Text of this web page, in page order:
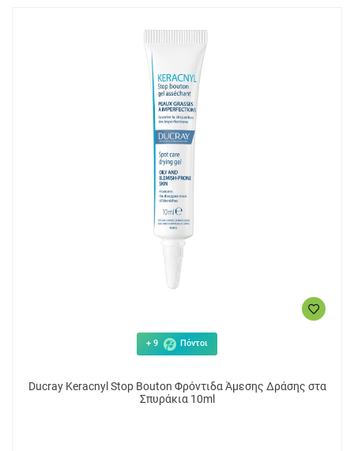
+ 9 Πόντοι
Ducray Keracnyl Stop Bouton Φρόντιδα Άμεσης Δράσης στα
Σπυράκια 10ml